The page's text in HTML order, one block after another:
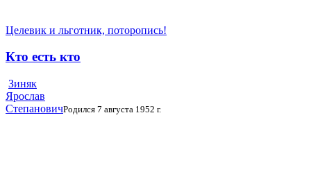
Целевик и льготник, поторопись!
Кто есть кто
Зиняк
Ярослав
СтепановичРодился 7 августа 1952 г.